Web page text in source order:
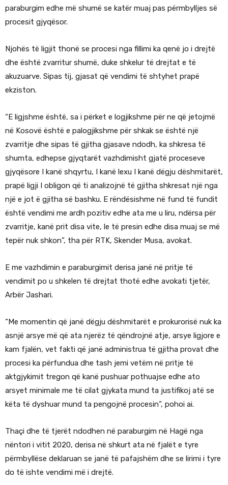
paraburgim edhe më shumë se katër muaj pas përmbylljes së
procesit gjyqësor.
Njohës të ligjit thonë se procesi nga fillimi ka qenë jo i drejtë
dhe është zvarritur shumë, duke shkelur të drejtat e të
akuzuarve. Sipas tij, gjasat që vendimi të shtyhet prapë
ekziston.
“E ligjshme është, sa i përket e logjikshme për ne që jetojmë
në Kosovë është e palogjikshme për shkak se është një
zvarritje dhe sipas të gjitha gjasave ndodh, ka shkresa të
shumta, edhepse gjyqtarët vazhdimisht gjatë proceseve
gjyqësore I kanë shqyrtu, I kanë lexu I kanë dëgju dëshmitarët,
prapë ligji I obligon që ti analizojnë të gjitha shkresat një nga
një e jot ë gjitha së bashku. E rëndësishme në fund të fundit
është vendimi me ardh pozitiv edhe ata me u liru, ndërsa për
zvarritje, kanë prit disa vite, le të presin edhe disa muaj se më
tepër nuk shkon”, tha për RTK, Skender Musa, avokat.
E me vazhdimin e paraburgimit derisa janë në pritje të
vendimit po u shkelen të drejtat thotë edhe avokati tjetër,
Arbër Jashari.
“Me momentin që janë dëgju dëshmitarët e prokurorisë nuk ka
asnjë arsye më që ata njerëz të qëndrojnë atje, arsye ligjore e
kam fjalën, vet fakti që janë administrua të gjitha provat dhe
procesi ka përfundua dhe tash jemi vetëm në pritje të
aktgjykimit tregon që kanë pushuar pothuajse edhe ato
arsyet minimale me të cilat gjykata mund ta justifikoj atë se
këta të dyshuar mund ta pengojnë procesin”, pohoi ai.
Thaçi dhe të tjerët ndodhen në paraburgim në Hagë nga
nëntori i vitit 2020, derisa në shkurt ata në fjalët e tyre
përmbyllëse deklaruan se janë të pafajshëm dhe se lirimi i tyre
do të ishte vendimi më i drejtë.